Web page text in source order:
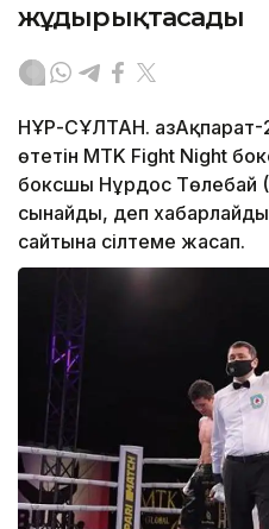
жұдырықтасады
НҰР-СҰЛТАН.
өтетін MTK Fight Night
боксшы Нұрдос Төлебай
сынайды, деп хабарлайды
сайтына сілтеме жасап.